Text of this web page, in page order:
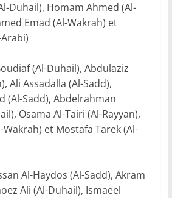
Duhail), Homam Ahmed (Al-
Emad (Al-Wakrah) et
(Al-Duhail), Abdulaziz
Ali Assadalla (Al-Sadd),
(Al-Sadd), Abdelrahman
Osama Al-Tairi (Al-Rayyan),
Wakrah) et Mostafa Tarek (Al-
Al-Haydos (Al-Sadd), Akram
Ali (Al-Duhail), Ismaeel